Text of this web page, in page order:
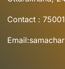
Contact :